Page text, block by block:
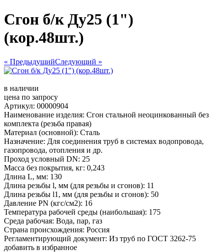
Сгон б/к Ду25 (1")
(кор.48шт.)
« ПредыдущийСледующий »
в наличии
цена по запросу
Артикул: 00000904
Наименование изделия: Сгон стальной неоцинкованный без
комплекта (резьба правая)
Материал (основной): Сталь
Назначение: Для соединения труб в системах водопровода,
газопровода, отопления и др.
Проход условный DN: 25
Масса без покрытия, кг: 0,243
Длина L, мм: 130
Длина резьбы l, мм (для резьбы и сгонов): 11
Длина резьбы l1, мм (для резьбы и сгонов): 50
Давление PN (кгс/см2): 16
Температура рабочей среды (наибольшая): 175
Среда рабочая: Вода, пар, газ
Страна происхождения: Россия
Регламентирующий документ: Из труб по ГОСТ 3262-75
добавить в избранное